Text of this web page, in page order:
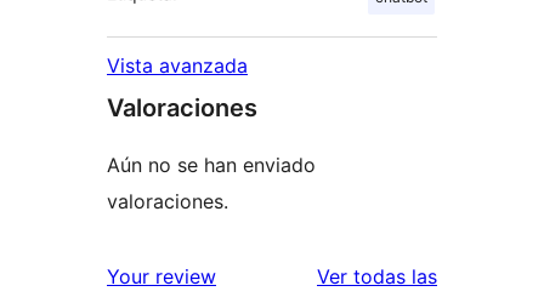
Vista avanzada
Valoraciones
Aún no se han enviado
valoraciones.
Your review Ver todas las